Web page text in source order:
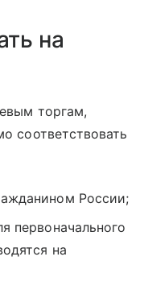
на
торгам,
соответствовать
России;
первоначального
на